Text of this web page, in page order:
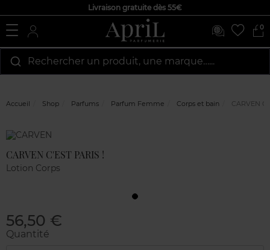
Livraison gratuite dès 55€
0
Rechercher un produit, une marque…...
Accueil Shop Parfums Parfum Femme Corps et bain CARVEN
Marque
CARVEN C'EST PARIS !
Lotion Corps
56,50 €
Quantité